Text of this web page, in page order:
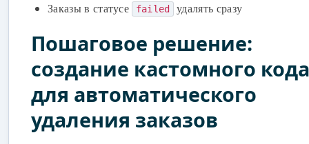
Заказы в статусе
failed удалять сразу
Пошаговое решение:
создание кастомного кода
для автоматического
удаления заказов